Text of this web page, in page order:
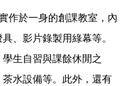
一身的創課教室，內
、影片錄製用綠幕等。
生自習與課餘休閒之
水設備等。此外，還有